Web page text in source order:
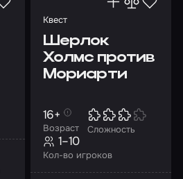
Квест
Шерлок
Холмс против
Мориарти
Возраст
16+
Сложность
Кол-во игроков
1–10